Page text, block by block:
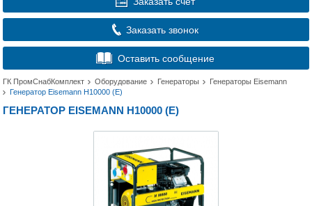
Заказать звонок
Оставить сообщение
ГК ПромСнабКомплект Оборудование Генераторы
Генераторы Eisemann
Генератор Eisemann H10000 (E)
ГЕНЕРАТОР EISEMANN H10000 (E)